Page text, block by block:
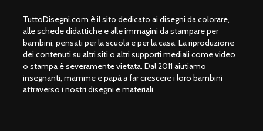
TuttoDisegni.com è il sito dedicato ai disegni da colorare,
alle schede didattiche e alle immagini da stampare per
bambini, pensati per la scuola e per la casa. La riproduzione
dei contenuti su altri siti o altri supporti mediali come video
o stampa è severamente vietata. Dal 2011 aiutiamo
insegnanti, mamme e papà a far crescere i loro bambini
attraverso i nostri disegni e materiali.